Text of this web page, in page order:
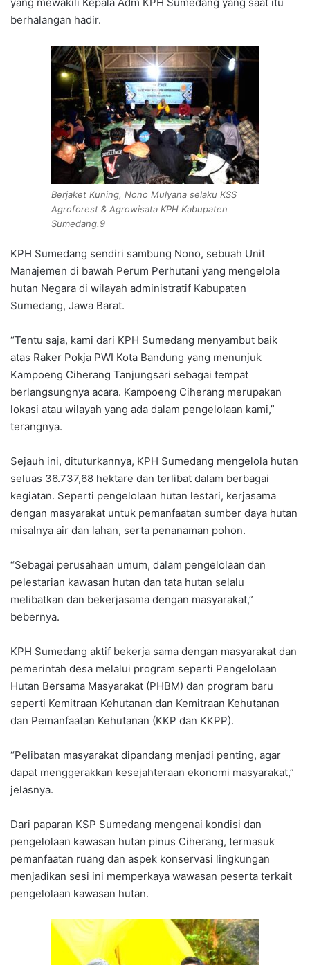
berhalangan hadir.
Berjaket Kuning, Nono Mulyana selaku KSS
Agroforest & Agrowisata KPH Kabupaten
Sumedang.9
KPH Sumedang sendiri sambung Nono, sebuah Unit
Manajemen di bawah Perum Perhutani yang mengelola
hutan Negara di wilayah administratif Kabupaten
Sumedang, Jawa Barat.
“Tentu saja, kami dari KPH Sumedang menyambut baik
atas Raker Pokja PWI Kota Bandung yang menunjuk
Kampoeng Ciherang Tanjungsari sebagai tempat
berlangsungnya acara. Kampoeng Ciherang merupakan
lokasi atau wilayah yang ada dalam pengelolaan kami,”
terangnya.
Sejauh ini, dituturkannya, KPH Sumedang mengelola hutan
seluas 36.737,68 hektare dan terlibat dalam berbagai
kegiatan. Seperti pengelolaan hutan lestari, kerjasama
dengan masyarakat untuk pemanfaatan sumber daya hutan
misalnya air dan lahan, serta penanaman pohon.
“Sebagai perusahaan umum, dalam pengelolaan dan
pelestarian kawasan hutan dan tata hutan selalu
melibatkan dan bekerjasama dengan masyarakat,”
bebernya.
KPH Sumedang aktif bekerja sama dengan masyarakat dan
pemerintah desa melalui program seperti Pengelolaan
Hutan Bersama Masyarakat (PHBM) dan program baru
seperti Kemitraan Kehutanan dan Kemitraan Kehutanan
dan Pemanfaatan Kehutanan (KKP dan KKPP).
“Pelibatan masyarakat dipandang menjadi penting, agar
dapat menggerakkan kesejahteraan ekonomi masyarakat,”
jelasnya.
Dari paparan KSP Sumedang mengenai kondisi dan
pengelolaan kawasan hutan pinus Ciherang, termasuk
pemanfaatan ruang dan aspek konservasi lingkungan
menjadikan sesi ini memperkaya wawasan peserta terkait
pengelolaan kawasan hutan.